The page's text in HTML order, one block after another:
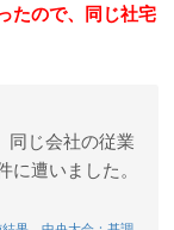
たので、同じ社宅
同じ会社の従業
に遭いました。